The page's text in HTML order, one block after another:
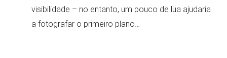
visibilidade – no entanto, um pouco de lua ajudaria
a fotografar o primeiro plano…